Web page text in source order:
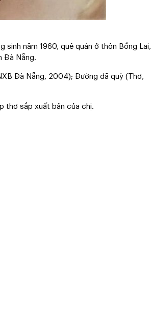
sinh năm 1960, quê quán ở thôn Bồng Lai,
Đà Nẵng.
Đà Nẵng, 2004); Đường dã quỳ (Thơ,
thơ sắp xuất bản của chị.